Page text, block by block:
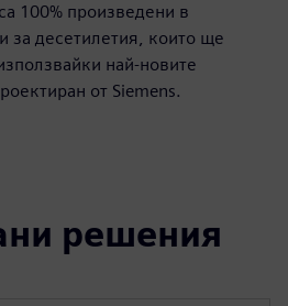
100% произведени в
за десетилетия, които ще
най-новите
от Siemens.
решения